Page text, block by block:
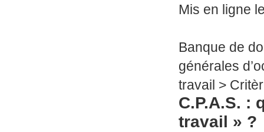
Mis en ligne
Banque de
générales
travail >
C.P.A.S. :
travail » ?